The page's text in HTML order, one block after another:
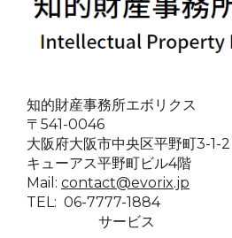
知的財産事務所エボリクス
〒541-0046
大阪府大阪市中央区平野町3-1-2
キューアス平野町ビル4階
Mail: contact@evorix.jp
TEL: 06-7777-1884
サービス